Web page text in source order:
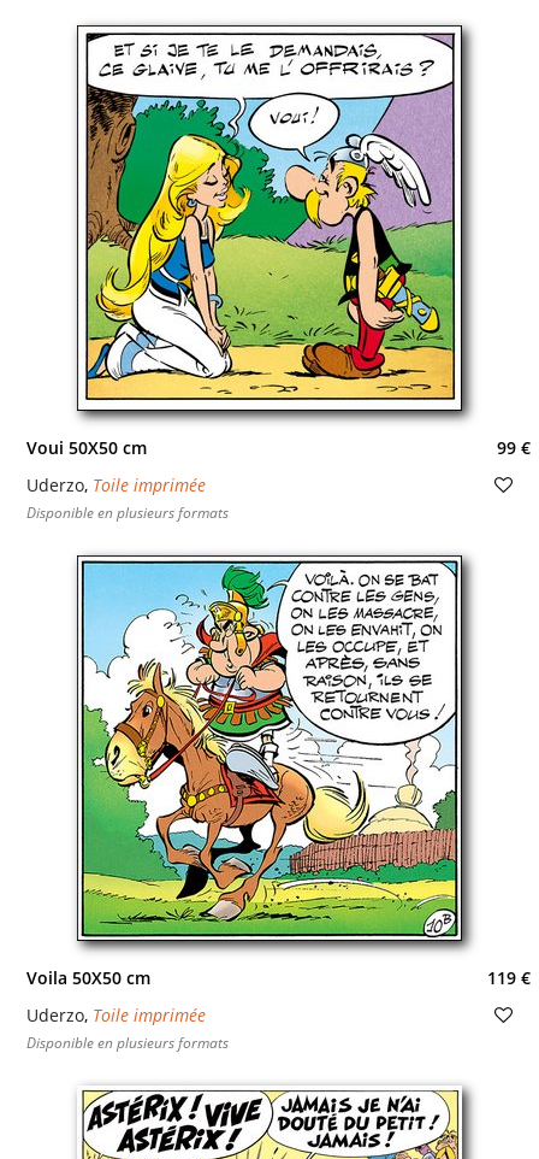
Voui 50X50 cm
99 €
Uderzo, Toile imprimée
Disponible en plusieurs formats
Voila 50X50 cm
119 €
Uderzo, Toile imprimée
Disponible en plusieurs formats